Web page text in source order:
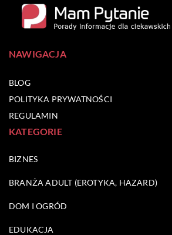
NAWIGACJA
BLOG
POLITYKA PRYWATNOŚCI
REGULAMIN
KATEGORIE
BIZNES
BRANŻA ADULT (EROTYKA, HAZARD)
DOM I OGRÓD
EDUKACJA